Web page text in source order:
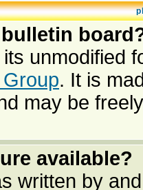
unmodified
. It is
may be
available?
written by